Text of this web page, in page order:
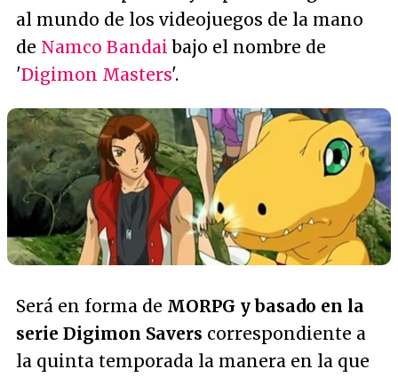
al mundo de los videojuegos de la mano
de Namco Bandai bajo el nombre de
'Digimon Masters'.
Será en forma de MORPG y basado en la
serie Digimon Savers correspondiente a
la quinta temporada la manera en la que